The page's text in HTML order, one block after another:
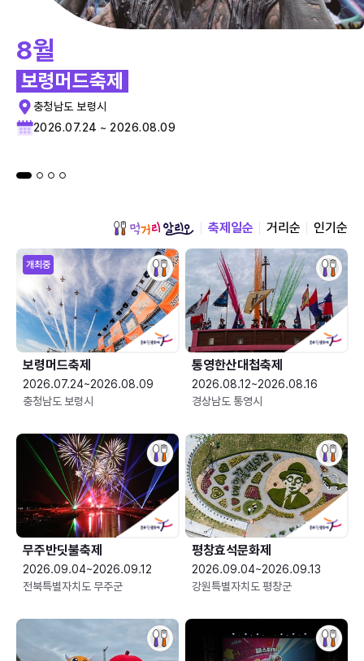
8월
보령머드축제
충청남도 보령시
2026.07.24 ~ 2026.08.09
축제일순 거리순 인기순
개최중
보령머드축제
2026.07.24~2026.08.09
충청남도 보령시
통영한산대첩축제
2026.08.12~2026.08.16
경상남도 통영시
무주반딧불축제
2026.09.04~2026.09.12
전북특별자치도 무주군
평창효석문화제
2026.09.04~2026.09.13
강원특별자치도 평창군